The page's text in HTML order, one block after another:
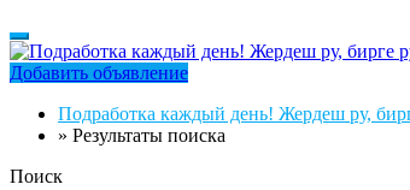
Добавить объявление
Подработка каждый день! Жердеш ру,
» Результаты поиска
Поиск